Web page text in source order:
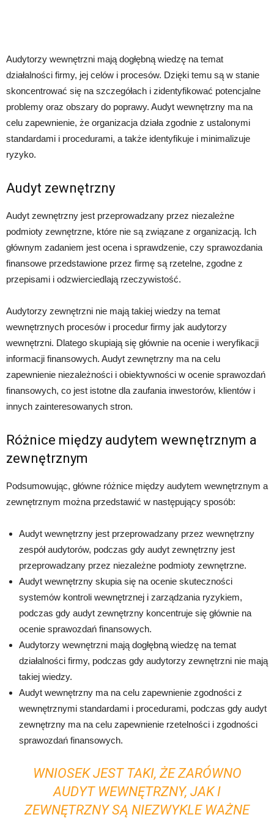
Audytorzy wewnętrzni mają dogłębną wiedzę na temat
działalności firmy, jej celów i procesów. Dzięki temu są w stanie
skoncentrować się na szczegółach i zidentyfikować potencjalne
problemy oraz obszary do poprawy. Audyt wewnętrzny ma na
celu zapewnienie, że organizacja działa zgodnie z ustalonymi
standardami i procedurami, a także identyfikuje i minimalizuje
ryzyko.
Audyt zewnętrzny
Audyt zewnętrzny jest przeprowadzany przez niezależne
podmioty zewnętrzne, które nie są związane z organizacją. Ich
głównym zadaniem jest ocena i sprawdzenie, czy sprawozdania
finansowe przedstawione przez firmę są rzetelne, zgodne z
przepisami i odzwierciedlają rzeczywistość.
Audytorzy zewnętrzni nie mają takiej wiedzy na temat
wewnętrznych procesów i procedur firmy jak audytorzy
wewnętrzni. Dlatego skupiają się głównie na ocenie i weryfikacji
informacji finansowych. Audyt zewnętrzny ma na celu
zapewnienie niezależności i obiektywności w ocenie sprawozdań
finansowych, co jest istotne dla zaufania inwestorów, klientów i
innych zainteresowanych stron.
Różnice między audytem wewnętrznym a
zewnętrznym
Podsumowując, główne różnice między audytem wewnętrznym a
zewnętrznym można przedstawić w następujący sposób:
Audyt wewnętrzny jest przeprowadzany przez wewnętrzny
zespół audytorów, podczas gdy audyt zewnętrzny jest
przeprowadzany przez niezależne podmioty zewnętrzne.
Audyt wewnętrzny skupia się na ocenie skuteczności
systemów kontroli wewnętrznej i zarządzania ryzykiem,
podczas gdy audyt zewnętrzny koncentruje się głównie na
ocenie sprawozdań finansowych.
Audytorzy wewnętrzni mają dogłębną wiedzę na temat
działalności firmy, podczas gdy audytorzy zewnętrzni nie mają
takiej wiedzy.
Audyt wewnętrzny ma na celu zapewnienie zgodności z
wewnętrznymi standardami i procedurami, podczas gdy audyt
zewnętrzny ma na celu zapewnienie rzetelności i zgodności
sprawozdań finansowych.
WNIOSEK JEST TAKI, ŻE ZARÓWNO
AUDYT WEWNĘTRZNY, JAK I
ZEWNĘTRZNY SĄ NIEZWYKLE WAŻNE